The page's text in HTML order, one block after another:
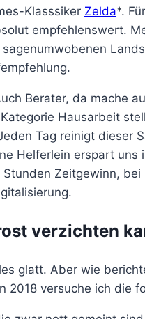
Klasssiker Zelda*.
empfehlenswert.
Berater, da mache
Hausarbeit
Tag reinigt dieser
Helferlein erspart uns
Zeitgewinn, bei
verzichten
glatt. Aber wie
2018 versuche ich die